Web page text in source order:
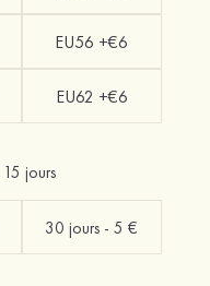
EU56 +€6
EU62 +€6
15 jours
30 jours - 5 €